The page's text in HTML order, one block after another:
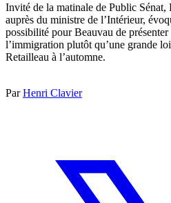
Invité de la matinale de Public
auprès du ministre de l’Intérieur,
possibilité pour Beauvau de
l’immigration plutôt qu’une grande
Retailleau à l’automne.
ParHenri Clavier